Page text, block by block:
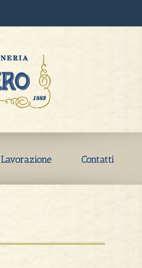
Lavorazione Contatti